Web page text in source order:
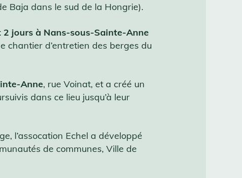
Baja dans le sud de la Hongrie).
2 jours à Nans-sous-Sainte-Anne
chantier d’entretien des berges du
Anne, rue Voinat, et a créé un
dans ce lieu jusqu’à leur
l’assocation Echel a développé
de communes, Ville de